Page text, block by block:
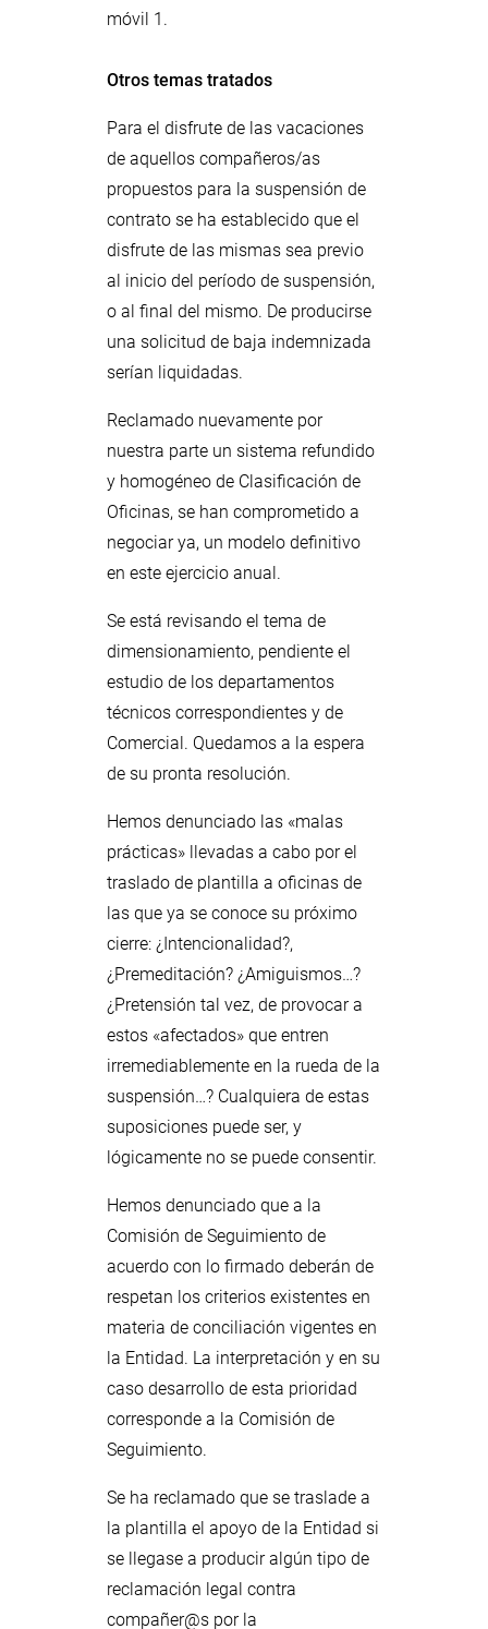
móvil 1.
Otros temas tratados
Para el disfrute de las vacaciones
de aquellos compañeros/as
propuestos para la suspensión de
contrato se ha establecido que el
disfrute de las mismas sea previo
al inicio del período de suspensión,
o al final del mismo. De producirse
una solicitud de baja indemnizada
serían liquidadas.
Reclamado nuevamente por
nuestra parte un sistema refundido
y homogéneo de Clasificación de
Oficinas, se han comprometido a
negociar ya, un modelo definitivo
en este ejercicio anual.
Se está revisando el tema de
dimensionamiento, pendiente el
estudio de los departamentos
técnicos correspondientes y de
Comercial. Quedamos a la espera
de su pronta resolución.
Hemos denunciado las «malas
prácticas» llevadas a cabo por el
traslado de plantilla a oficinas de
las que ya se conoce su próximo
cierre: ¿Intencionalidad?,
¿Premeditación? ¿Amiguismos…?
¿Pretensión tal vez, de provocar a
estos «afectados» que entren
irremediablemente en la rueda de la
suspensión…? Cualquiera de estas
suposiciones puede ser, y
lógicamente no se puede consentir.
Hemos denunciado que a la
Comisión de Seguimiento de
acuerdo con lo firmado deberán de
respetan los criterios existentes en
materia de conciliación vigentes en
la Entidad. La interpretación y en su
caso desarrollo de esta prioridad
corresponde a la Comisión de
Seguimiento.
Se ha reclamado que se traslade a
la plantilla el apoyo de la Entidad si
se llegase a producir algún tipo de
reclamación legal contra
compañer@s por la